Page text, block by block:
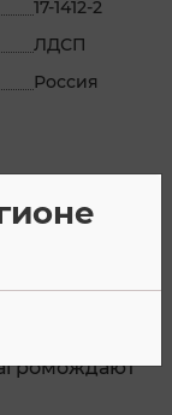
17-1412-2
ЛДСП
Россия
Открытые